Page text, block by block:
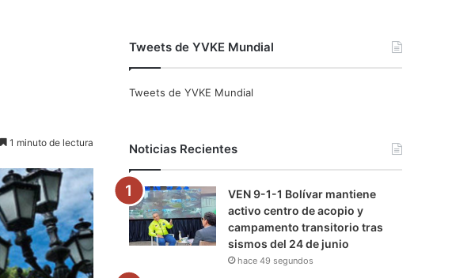
1 minuto de lectura
c
o
k
i
r
u
e
r
a
m
a
m
Tweets de YVKE Mundial
Tweets de YVKE Mundial
Noticias Recientes
VEN 9-1-1 Bolívar mantiene
activo centro de acopio y
campamento transitorio tras
sismos del 24 de junio
hace 49 segundos